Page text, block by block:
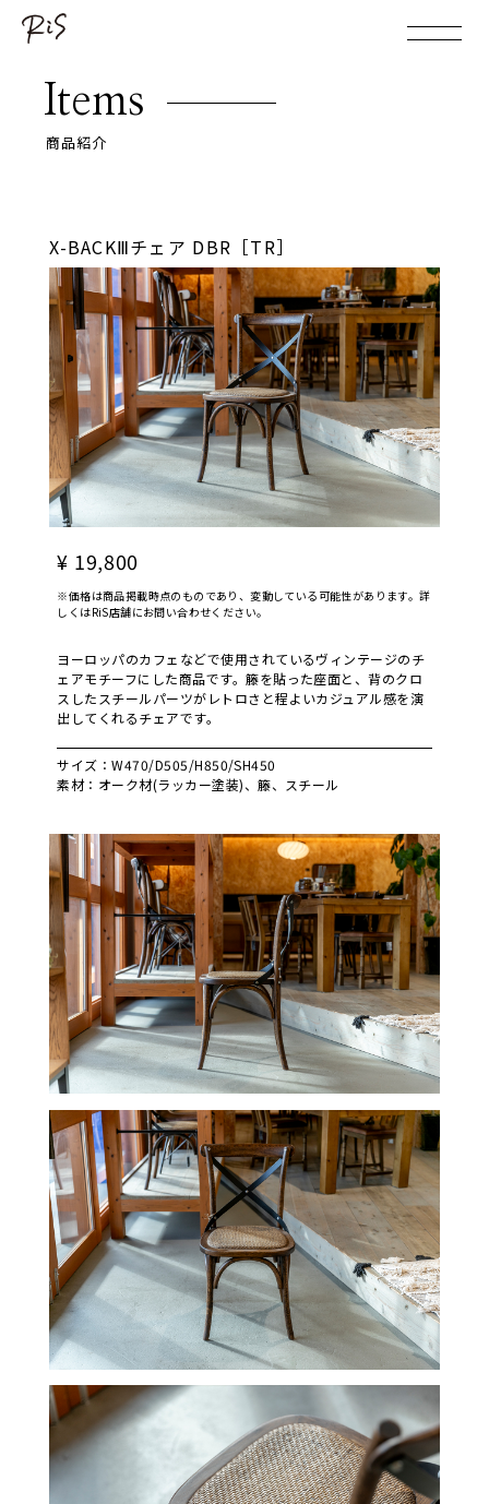
Items
商品紹介
X-BACKⅢチェア DBR［TR］
¥ 19,800
※価格は商品掲載時点のものであり、変動している可能性があります。詳
しくはRiS店舗にお問い合わせください。
ヨーロッパのカフェなどで使用されているヴィンテージのチ
ェアモチーフにした商品です。籐を貼った座面と、背のクロ
スしたスチールパーツがレトロさと程よいカジュアル感を演
出してくれるチェアです。
サイズ：W470/D505/H850/SH450
素材：オーク材(ラッカー塗装)、籐、スチール